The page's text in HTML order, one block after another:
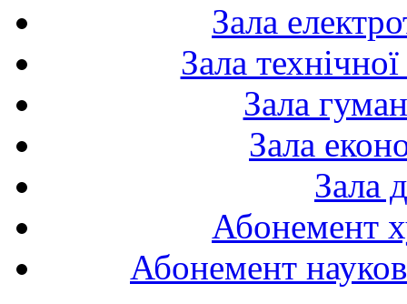
Зала
Зала
Зала
Зала
Зала
Абонемент
Абонемент